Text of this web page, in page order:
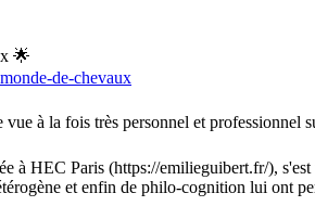
🌟
de-chevaux
à la fois très personnel et
à HEC Paris (https://emilieguibert.fr/),
et enfin de philo-cognition lui ont